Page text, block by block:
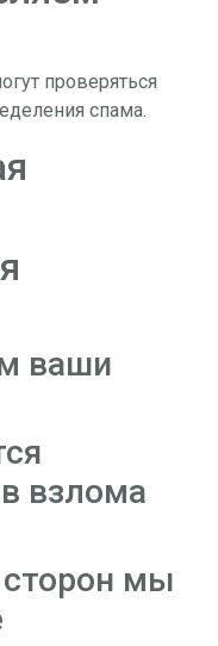
проверяться
спама.
ваши
взлома
сторон мы